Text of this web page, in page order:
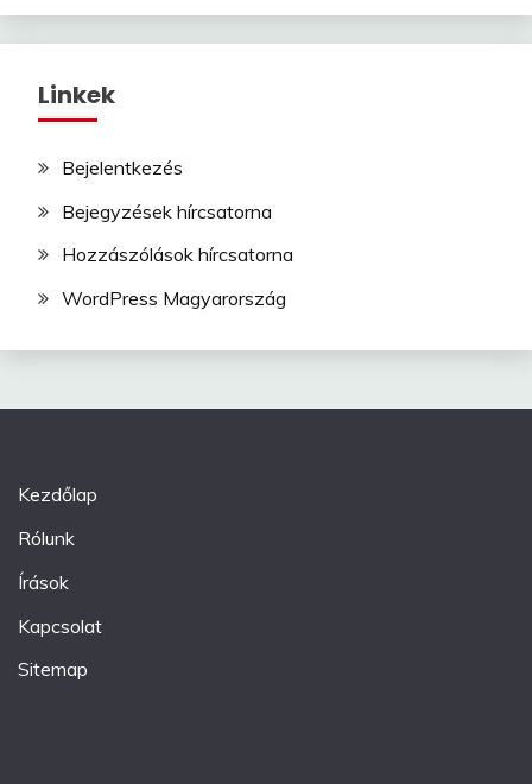
Linkek
Bejelentkezés
Bejegyzések hírcsatorna
Hozzászólások hírcsatorna
WordPress Magyarország
Kezdőlap
Rólunk
Írások
Kapcsolat
Sitemap